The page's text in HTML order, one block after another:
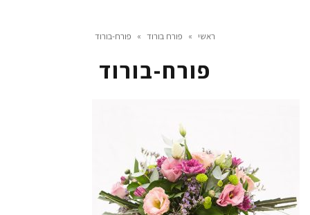
ראשי » פורח בורוד » פורח-בורוד
פורח-בורוד